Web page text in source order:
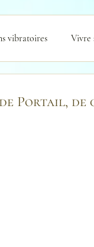
vibratoires Vivre
Portail,